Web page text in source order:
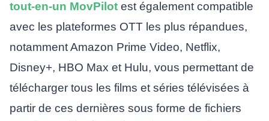
tout-en-un MovPilotest également compatible
avec les plateformes OTT les plus répandues,
notamment Amazon Prime Video, Netflix,
Disney+, HBO Max et Hulu, vous permettant de
télécharger tous les films et séries télévisées à
partir de ces dernières sous forme de fichiers